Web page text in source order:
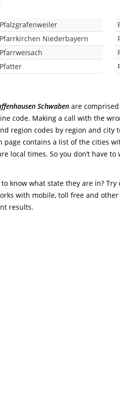
Pfalzgrafenweiler
Pfarrkirchen Niederbayern
Pfarrweisach
Pfatter
Schwaben are
code. Making a call with the
region codes by region and city
page contains a list of the cities
local times. So you don’t have
know what state they are in? Try
with mobile, toll free and
results.